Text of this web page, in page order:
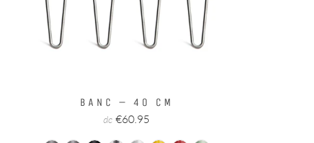
BANC – 40 CM
de €60.95